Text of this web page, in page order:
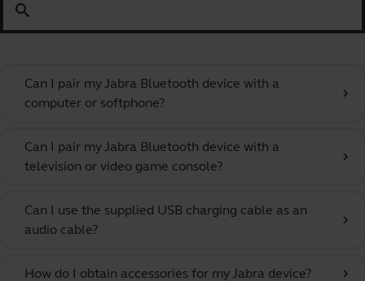
search
Can I pair my Jabra Bluetooth device with a
computer or softphone?
chevron_right
Can I pair my Jabra Bluetooth device with a
television or video game console?
chevron_right
Can I use the supplied USB charging cable as an
audio cable?
chevron_right
How do I obtain accessories for my Jabra device? chevron_right